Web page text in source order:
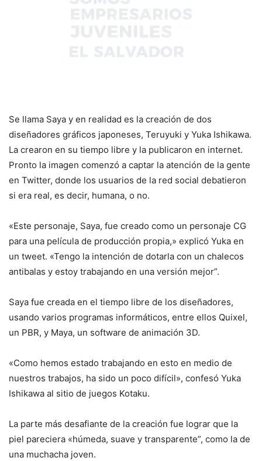
Se llama Saya y en realidad es la creación de dos
diseñadores gráficos japoneses, Teruyuki y Yuka Ishikawa.
La crearon en su tiempo libre y la publicaron en internet.
Pronto la imagen comenzó a captar la atención de la gente
en Twitter, donde los usuarios de la red social debatieron
si era real, es decir, humana, o no.
«Este personaje, Saya, fue creado como un personaje CG
para una película de producción propia,» explicó Yuka en
un tweet. «Tengo la intención de dotarla con un chalecos
antibalas y estoy trabajando en una versión mejor”.
Saya fue creada en el tiempo libre de los diseñadores,
usando varios programas informáticos, entre ellos Quixel,
un PBR, y Maya, un software de animación 3D.
«Como hemos estado trabajando en esto en medio de
nuestros trabajos, ha sido un poco difícil», confesó Yuka
Ishikawa al sitio de juegos Kotaku.
La parte más desafiante de la creación fue lograr que la
piel pareciera «húmeda, suave y transparente”, como la de
una muchacha joven.